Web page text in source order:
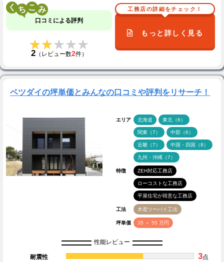
く こ
口コミによる評判
★★★★★
★★★★★
2（レビュー数2件）
工務店の詳細をチェック！
もっと詳しく見る
ベツダイの坪単価とみんなの口コミや評判をリサーチ！
エリア 北海道 東北（6）
関東（7） 中部（6）
近畿（7） 中国・四国（8）
九州・沖縄（7）
特徴 ZEH対応工務店
ローコストな工務店
平屋住宅が得意な工務店
工法 木造ツーバイ工法
坪単価 35 ～ 55 万円
性能レビュー
耐震性 3点